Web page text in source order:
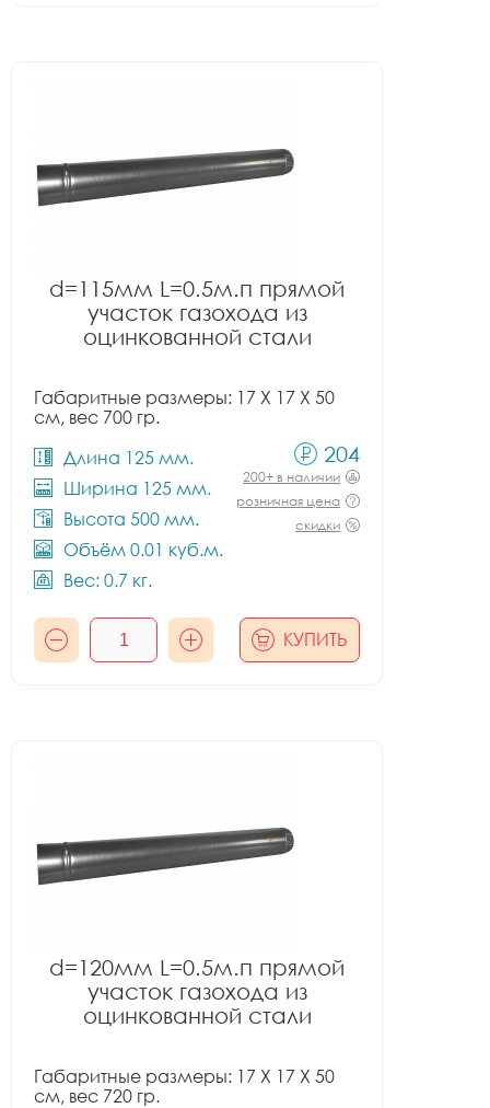
d=115мм L=0.5м.п прямой
участок газохода из
оцинкованной стали
Габаритные размеры: 17 X 17 X 50
см, вес 700 гр.
Длина 125 мм.
Ширина 125 мм.
Высота 500 мм.
Объём 0.01 куб.м.
Вес: 0.7 кг.
204
200+ в наличии
розничная цена
скидки
КУПИТЬ
d=120мм L=0.5м.п прямой
участок газохода из
оцинкованной стали
Габаритные размеры: 17 X 17 X 50
см, вес 720 гр.